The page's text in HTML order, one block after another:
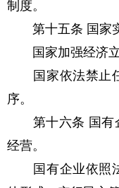
制度。
第十五条 国家实
国家加强经济立
国家依法禁止任
序。
第十六条 国有
经营。
国有企业依照法